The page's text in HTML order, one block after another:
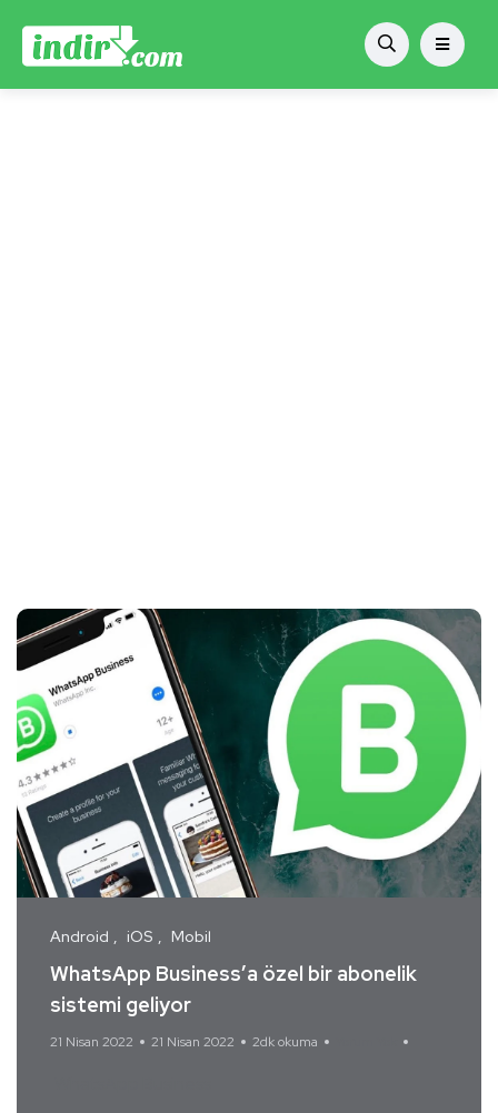
Android iOS Mobil
WhatsApp Business’a özel bir abonelik
sistemi geliyor
21 Nisan 2022 21 Nisan 2022 2dk okuma